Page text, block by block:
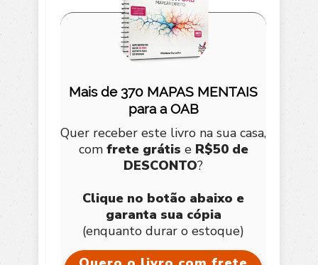
Mais de 370 MAPAS MENTAIS
para a OAB
Quer receber este livro na sua casa,
com frete grátis e R$50 de
DESCONTO?
Clique no botão abaixo e
garanta sua cópia
(enquanto durar o estoque)